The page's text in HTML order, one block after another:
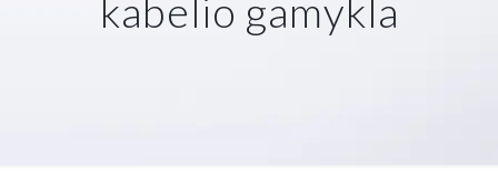
kabelio gamykla